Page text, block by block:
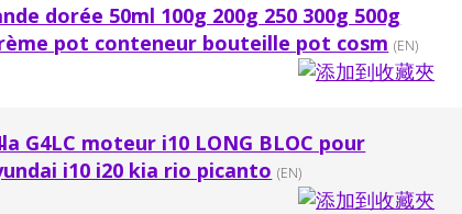
dorée 50ml 100g 200g 250 300g 500g
pot conteneur bouteille pot cosm (EN)
G4LC moteur i10 LONG BLOC pour
i10 i20 kia rio picanto (EN)